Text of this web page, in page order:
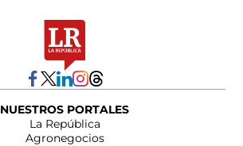
NUESTROS PORTALES
La República
Agronegocios